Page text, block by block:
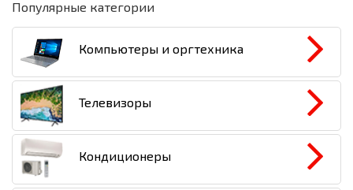
Инструменты и техника
Товары для дома
Красота и здоровье
Пылесосы
Фильтры для воды
Сантехника
Популярные категории
Компьютеры и оргтехника
Телевизоры
Кондиционеры